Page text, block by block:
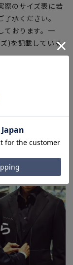
際のサイズ表に若
承ください。
ております。一
)を記載している
時の室内外の光
なる場合がござ
おります関係
が発生し、ご注文
ください。
文のタイミングに
合がございま